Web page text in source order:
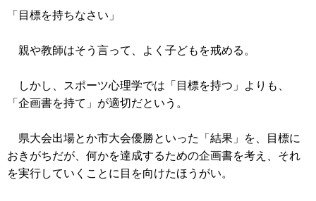
「目標を持ちなさい」
親や教師はそう言って、よく子どもを戒める。
しかし、スポーツ心理学では「目標を持つ」よりも、
「企画書を持て」が適切だという。
県大会出場とか市大会優勝といった「結果」を、目標に
おきがちだが、何かを達成するための企画書を考え、それ
を実行していくことに目を向けたほうがい。